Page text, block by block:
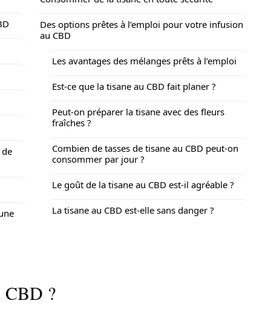
Des options prêtes à l’emploi pour votre infusion
au CBD
Les avantages des mélanges prêts à l’emploi
Est-ce que la tisane au CBD fait planer ?
Peut-on préparer la tisane avec des fleurs
fraîches ?
Combien de tasses de tisane au CBD peut-on
consommer par jour ?
Le goût de la tisane au CBD est-il agréable ?
La tisane au CBD est-elle sans danger ?
CBD ?